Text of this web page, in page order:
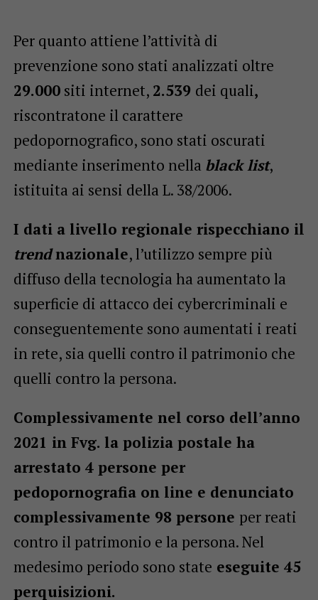
Per quanto attiene l’attività di
prevenzione sono stati analizzati oltre
29.000siti internet, 2.539 dei quali,
riscontratone il carattere
pedopornografico, sono stati oscurati
mediante inserimento nella black list,
istituita ai sensi della L. 38/2006.
I dati a livello regionale rispecchiano il
trendnazionale, l’utilizzo sempre più
diffuso della tecnologia ha aumentato la
superficie di attacco dei cybercriminali e
conseguentemente sono aumentati i reati
in rete, sia quelli contro il patrimonio che
quelli contro la persona.
Complessivamente nel corso dell’anno
2021 in Fvg. la polizia postale ha
arrestato 4 persone per
pedopornografia on line e denunciato
complessivamente 98 persone per reati
contro il patrimonio e la persona. Nel
medesimo periodo sono state eseguite 45
perquisizioni.